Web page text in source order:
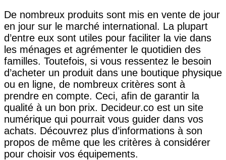
De nombreux produits sont mis en vente de jour
en jour sur le marché international. La plupart
d’entre eux sont utiles pour faciliter la vie dans
les ménages et agrémenter le quotidien des
familles. Toutefois, si vous ressentez le besoin
d’acheter un produit dans une boutique physique
ou en ligne, de nombreux critères sont à
prendre en compte. Ceci, afin de garantir la
qualité à un bon prix. Decideur.co est un site
numérique qui pourrait vous guider dans vos
achats. Découvrez plus d’informations à son
propos de même que les critères à considérer
pour choisir vos équipements.